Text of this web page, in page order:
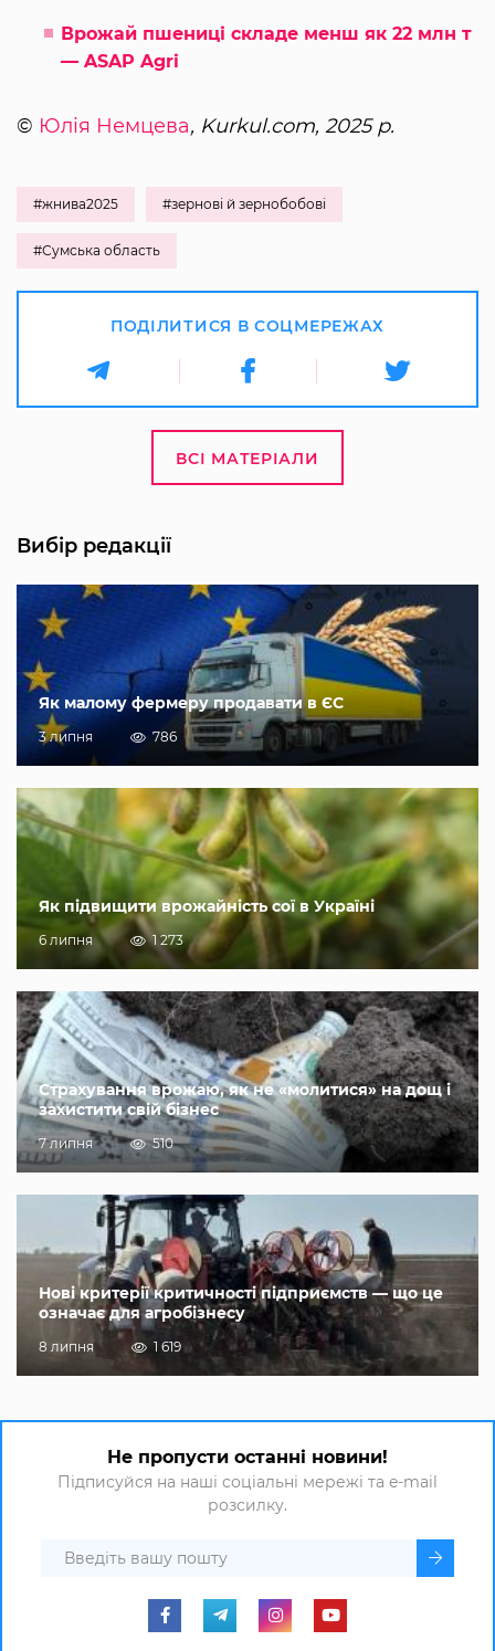
Врожай пшениці складе менш як 22 млн т
— ASAP Agri
© Юлія Немцева, Kurkul.com, 2025 р.
#жнива2025 #зернові й зернобобові
#Сумська область
ПОДІЛИТИСЯ В СОЦМЕРЕЖАХ
ВСІ МАТЕРІАЛИ
Вибір редакції
Як малому фермеру продавати в ЄС
3 липня 786
Як підвищити врожайність сої в Україні
6 липня 1 273
Страхування врожаю, як не «молитися» на дощ і
захистити свій бізнес
7 липня 510
Нові критерії критичності підприємств — що це
означає для агробізнесу
8 липня 1 619
Не пропусти останні новини!
Підписуйся на наші соціальні мережі та e-mail
розсилку.